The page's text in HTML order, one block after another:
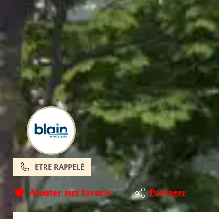
ETRE RAPPELÉ
Ajouter aux favoris Partager